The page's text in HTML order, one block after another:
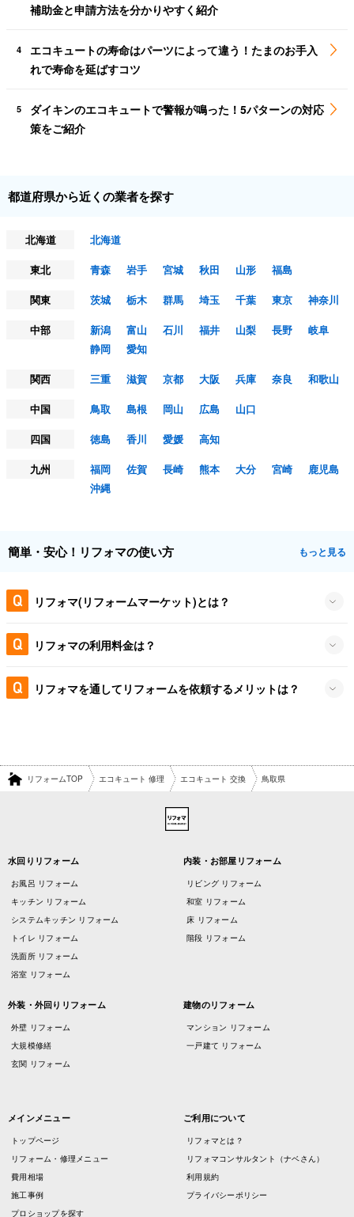
補助金と申請方法を分かりやすく紹介
4
エコキュートの寿命はパーツによって違う！たまのお手入
れで寿命を延ばすコツ
5
ダイキンのエコキュートで警報が鳴った！5パターンの対応
策をご紹介
都道府県から近くの業者を探す
北海道
北海道
東北
青森 岩手 宮城 秋田 山形
福島
関東
茨城 栃木 群馬 埼玉 千葉 東京
神奈川
中部
新潟 富山 石川 福井 山梨 長野
岐阜
静岡
愛知
関西
三重 滋賀 京都 大阪 兵庫 奈良
和歌山
中国
鳥取 島根 岡山 広島
山口
四国
徳島 香川 愛媛
高知
九州
福岡 佐賀 長崎 熊本 大分 宮崎
鹿児島
沖縄
簡単・安心！リフォマの使い方 もっと見る
リフォマ(リフォームマーケット)とは？
リフォマの利用料金は？
リフォマを通してリフォームを依頼するメリットは？
リフォームTOP エコキュート 修理 エコキュート 交換 鳥取県
水回りリフォーム
お風呂 リフォーム
キッチン リフォーム
システムキッチン リフォーム
トイレ リフォーム
洗面所 リフォーム
浴室 リフォーム
内装・お部屋リフォーム
リビング リフォーム
和室 リフォーム
床 リフォーム
階段 リフォーム
外装・外回りリフォーム
外壁 リフォーム
大規模修繕
玄関 リフォーム
建物のリフォーム
マンション リフォーム
一戸建て リフォーム
メインメニュー
トップページ
リフォーム・修理メニュー
費用相場
施工事例
プロショップを探す
ご利用について
リフォマとは？
リフォマコンサルタント（ナベさん）
利用規約
プライバシーポリシー